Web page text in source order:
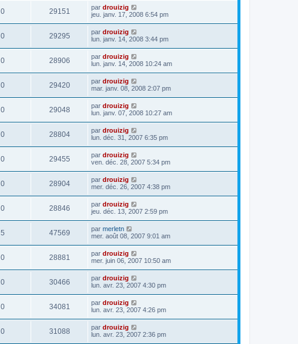
0 29151 par drouizig
jeu. janv. 17, 2008 6:54 pm
0 29295 par drouizig
lun. janv. 14, 2008 3:44 pm
0 28906 par drouizig
lun. janv. 14, 2008 10:24 am
0 29420 par drouizig
mar. janv. 08, 2008 2:07 pm
0 29048 par drouizig
lun. janv. 07, 2008 10:27 am
0 28804 par drouizig
lun. déc. 31, 2007 6:35 pm
0 29455 par drouizig
ven. déc. 28, 2007 5:34 pm
0 28904 par drouizig
mer. déc. 26, 2007 4:38 pm
0 28846 par drouizig
jeu. déc. 13, 2007 2:59 pm
5 47569 par merletn
mer. août 08, 2007 9:01 am
0 28881 par drouizig
mer. juin 06, 2007 10:50 am
0 30466 par drouizig
lun. avr. 23, 2007 4:30 pm
0 34081 par drouizig
lun. avr. 23, 2007 4:26 pm
0 31088 par drouizig
lun. avr. 23, 2007 2:36 pm